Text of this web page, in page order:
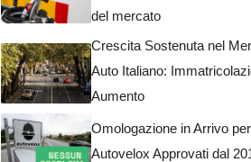
del mercato
Crescita Sostenuta nel
Auto Italiano:
Aumento
Omologazione in Arrivo
Autovelox Approvati dal